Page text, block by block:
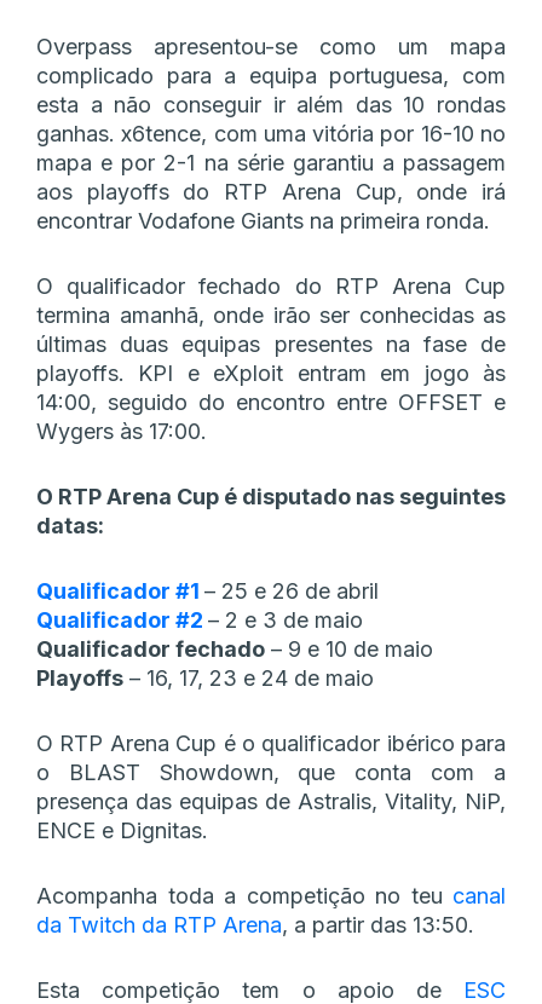
Overpass apresentou-se como um mapa
complicado para a equipa portuguesa, com
esta a não conseguir ir além das 10 rondas
ganhas. x6tence, com uma vitória por 16-10 no
mapa e por 2-1 na série garantiu a passagem
aos playoffs do RTP Arena Cup, onde irá
encontrar Vodafone Giants na primeira ronda.
O qualificador fechado do RTP Arena Cup
termina amanhã, onde irão ser conhecidas as
últimas duas equipas presentes na fase de
playoffs. KPI e eXploit entram em jogo às
14:00, seguido do encontro entre OFFSET e
Wygers às 17:00.
O RTP Arena Cup é disputado nas seguintes
datas:
Qualificador #1 – 25 e 26 de abril
Qualificador #2 – 2 e 3 de maio
Qualificador fechado – 9 e 10 de maio
Playoffs – 16, 17, 23 e 24 de maio
O RTP Arena Cup é o qualificador ibérico para
o BLAST Showdown, que conta com a
presença das equipas de Astralis, Vitality, NiP,
ENCE e Dignitas.
Acompanha toda a competição no teu canal
da Twitch da RTP Arena, a partir das 13:50.
Esta competição tem o apoio de ESC